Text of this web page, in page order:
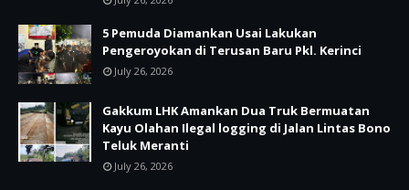
5 Pemuda Diamankan Usai Lakukan
Pengeroyokan di Terusan Baru Pkl. Kerinci
July 26, 2026
Gakkum LHK Amankan Dua Truk Bermuatan
Kayu Olahan Ilegal logging di Jalan Lintas Bono
Teluk Meranti
July 26, 2026